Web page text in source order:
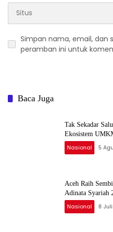
Simpan nama, email, dan
peramban ini untuk
Baca Juga
Tak Sekadar
Ekosistem
Nasional 5
Aceh Raih
Adinata Syariah
Nasional 8